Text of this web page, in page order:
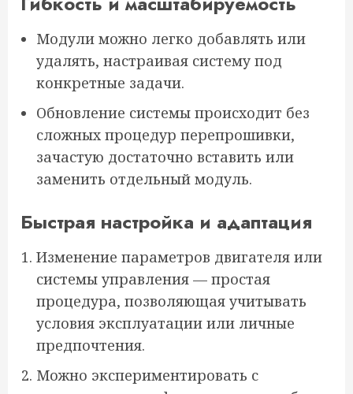
Модули можно легко добавлять или
удалять, настраивая систему под
конкретные задачи.
Обновление системы происходит без
сложных процедур перепрошивки,
зачастую достаточно вставить или
заменить отдельный модуль.
Быстрая настройка и адаптация
Изменение параметров двигателя или
системы управления — простая
процедура, позволяющая учитывать
условия эксплуатации или личные
предпочтения.
Можно экспериментировать с